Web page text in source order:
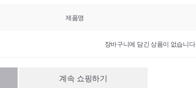
제품명
장바구니에 담긴 상품이 없습니다.
계속 쇼핑하기